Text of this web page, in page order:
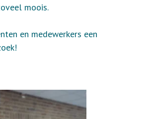
moois.
en medewerkers een